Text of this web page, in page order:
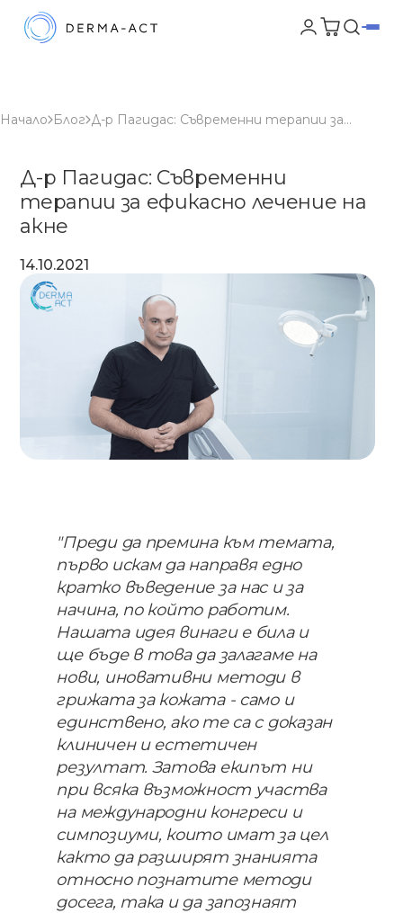
Начало Блог Д-р Пагидас: Съвременни терапии за ефикасно лечение на акне
Д-р Пагидас: Съвременни
терапии за ефикасно лечение на
акне
14.10.2021
"Преди​ ​да​ ​премина към темата,​ ​
първо​ ​искам​ ​да​ ​направя едно​ ​
кратко​ ​въведение​ ​за​ ​нас​ ​и​ ​за​ ​
начина,​ ​по който​ ​работим.​
Нашата​ идея винаги​ е​ била​ ​и​ ​
ще​ бъде​ в​ това​ ​​да​ ​залагаме​ ​на​
нови​, иновативни​ ​методи​ ​в
грижата​ за​ кожата - само​ и​ ​
единствено,​ ​ако​ ​те​ ​са​ ​с​ ​доказан​ ​
клиничен​ ​и естетичен​ ​
резултат.​ ​Затова​ ​екипът​ ​ни​ ​
при всяка​ възможност​ участва​ ​
на​ ​международни конгреси​ ​и​ ​
симпозиуми,​ ​които​ ​имат​ ​за​ ​цел
както​ да​ разширят​ знанията​
относно​ познатите​ ​методи​ ​
досега,​ ​така​ ​и​ ​да​ ​запознаят